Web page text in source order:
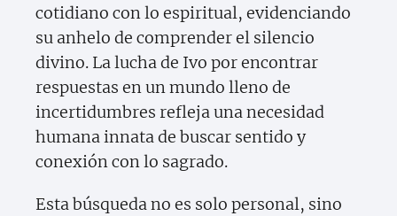
cotidiano con lo espiritual, evidenciando
su anhelo de comprender el silencio
divino. La lucha de Ivo por encontrar
respuestas en un mundo lleno de
incertidumbres refleja una necesidad
humana innata de buscar sentido y
conexión con lo sagrado.
Esta búsqueda no es solo personal, sino